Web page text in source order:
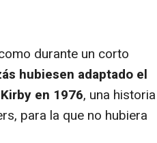
durante un corto
hubiesen adaptado el
en 1976, una historia
para la que no hubiera